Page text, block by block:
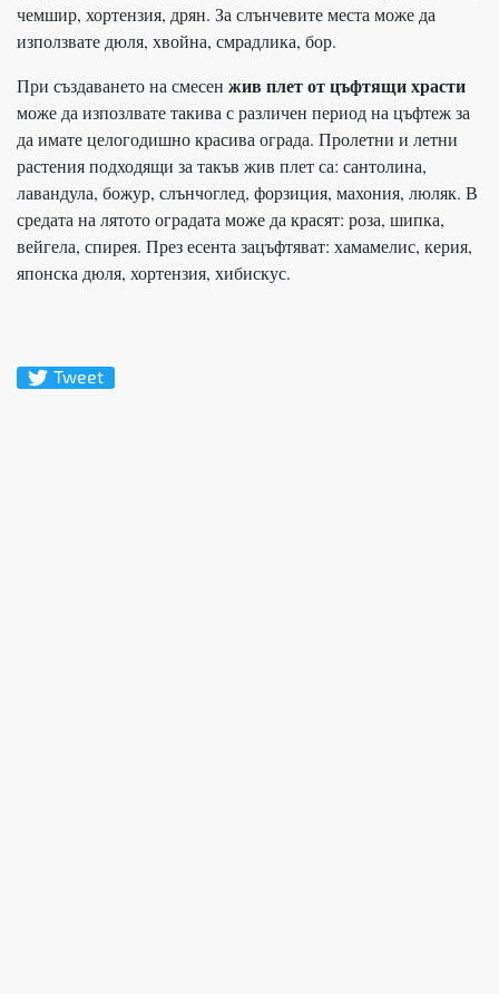
чемшир, хортензия, дрян. За слънчевите места може да
използвате дюля, хвойна, смрадлика, бор.
При създаването на смесен жив плет от цъфтящи храсти
може да изпозлвате такива с различен период на цъфтеж за
да имате целогодишно красива ограда. Пролетни и летни
растения подходящи за такъв жив плет са: сантолина,
лавандула, божур, слънчоглед, форзиция, махония, люляк. В
средата на лятото оградата може да красят: роза, шипка,
вейгела, спирея. През есента зацъфтяват: хамамелис, керия,
японска дюля, хортензия, хибискус.
Tweet